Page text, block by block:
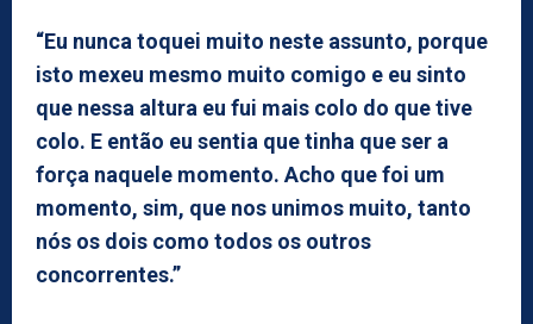
“Eu nunca toquei muito neste assunto, porque
isto mexeu mesmo muito comigo e eu sinto
que nessa altura eu fui mais colo do que tive
colo. E então eu sentia que tinha que ser a
força naquele momento. Acho que foi um
momento, sim, que nos unimos muito, tanto
nós os dois como todos os outros
concorrentes.”